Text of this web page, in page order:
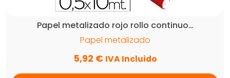
Papel metalizado rojo rollo continuo…
Papel metalizado
5,92 € IVA Incluido